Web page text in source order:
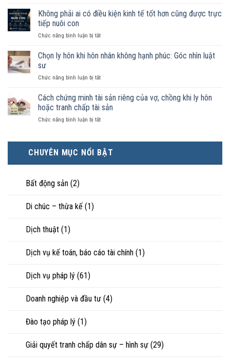
chồng
hợp
được
là
hôn
chung
chồng
đăng
hôn
tài
sản
nào?
Không phải ai có điều kiện kinh tế tốt hơn cũng được trực
tiếp nuôi con
Chức năng bình luận bị tắtở
phải
điều
kinh
tế
hơn
trực
tiếp
nuôi
Chọn ly hôn khi hôn nhân không hạnh phúc: Góc nhìn luật
sư
Chức năng bình luận bị tắtở
ly
hôn
khi
hôn
hạnh
phúc:
Góc
Cách chứng minh tài sản riêng của vợ, chồng khi ly hôn
hoặc tranh chấp tài sản
Chức năng bình luận bị tắtở
tài
sản
chấp
CHUYÊN MỤC NỔI BẬT
Bất động sản (2)
Di chúc – thừa kế (1)
Dịch thuật (1)
Dịch vụ kế toán, báo cáo tài chính (1)
Dịch vụ pháp lý (61)
Doanh nghiệp và đầu tư (4)
Đào tạo pháp lý (1)
Giải quyết tranh chấp dân sự – hình sự (29)